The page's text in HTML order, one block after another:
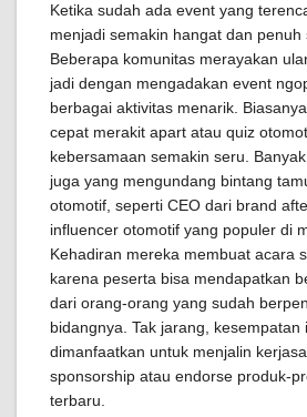
Ketika sudah ada event yang
menjadi semakin hangat dan penuh
Beberapa komunitas merayakan
jadi dengan mengadakan event
berbagai aktivitas menarik.
cepat merakit apart atau quiz
kebersamaan semakin seru.
juga yang mengundang bintang
otomotif, seperti CEO dari brand
influencer otomotif yang populer di
Kehadiran mereka membuat acara
karena peserta bisa mendapatkan
dari orang-orang yang sudah
bidangnya. Tak jarang, kesempatan
dimanfaatkan untuk menjalin
sponsorship atau endorse produk-
terbaru.